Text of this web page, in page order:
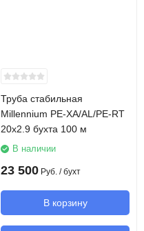
Труба стабильная
Millennium PE-XA/AL/PE-RT
20х2.9 бухта 100 м
В наличии
23 500 Руб. / бухт
В корзину